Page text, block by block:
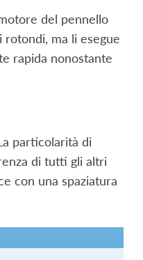
del pennello
ma li esegue
rapida nonostante
particolarità di
di tutti gli altri
con una spaziatura